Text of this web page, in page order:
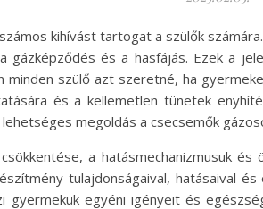
kihívást tartogat a szülők
gázképződés és a hasfájás. Ezek a
minden szülő azt szeretné, ha
és a kellemetlen tünetek
megoldás a csecsemők
a hatásmechanizmusuk
tulajdonságaival, hatásaival
egyéni igényeit és